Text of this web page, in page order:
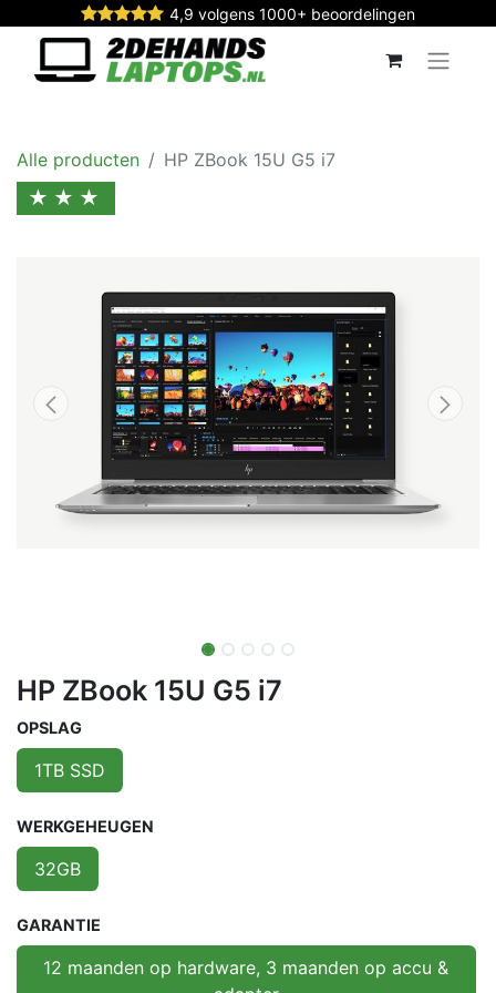
4,9 volgens 1000+ beoordelingen
Alle producten HP ZBook 15U G5 i7
★★★
HP ZBook 15U G5 i7
OPSLAG
1TB SSD
WERKGEHEUGEN
32GB
GARANTIE
12 maanden op hardware, 3 maanden op accu &